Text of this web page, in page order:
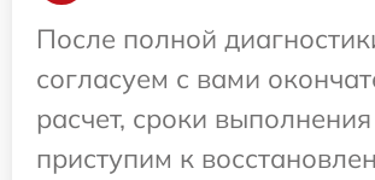
После полной
согласуем с вами
расчет, сроки
приступим к